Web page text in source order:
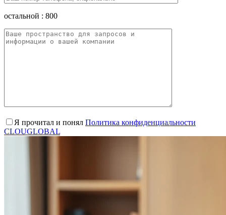
остальной : 800
Я прочитал и понял Политика конфиденциальности
CLOUGLOBAL